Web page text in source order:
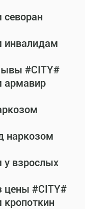
севоран
инвалидам
#CITY#
армавир
наркозом
у взрослых
цены #CITY#
кропоткин